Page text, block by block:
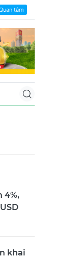
4%,
khai